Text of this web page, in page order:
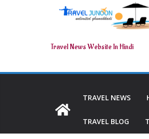
Travel News Website In Hindi
TRAVEL NEWS
TRAVEL BLOG